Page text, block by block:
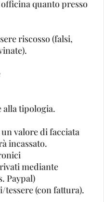
quanto presso
riscosso (falsi,
alla tipologia.
valore di facciata
incassato.
mediante
Paypal)
tessere (con fattura).